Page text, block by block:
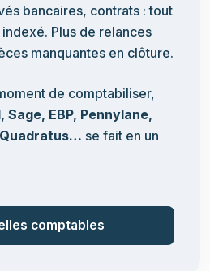
bancaires, contrats : tout
Plus de relances
manquantes en clôture.
de comptabiliser,
Sage, EBP, Pennylane,
se fait en un
comptables